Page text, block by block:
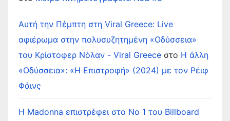
Αυτή την Πέμπτη στη Viral Greece: Live
αφιέρωμα στην πολυσυζητημένη «Οδύσσεια»
του Κρίστοφερ Νόλαν - Viral Greece στο Η άλλη
«Οδύσσεια»: «Η Επιστροφή» (2024) με τον Ρέιφ
Φάινς
Η Madonna επιστρέφει στο Νο 1 του Billboard